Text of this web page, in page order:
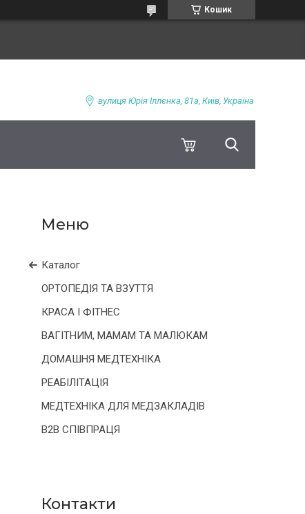
Кошик
вулиця Юрія Іллєнка, 81а, Київ, Україна
Каталог
ОРТОПЕДІЯ ТА ВЗУТТЯ
КРАСА І ФІТНЕС
ВАГІТНИМ, МАМАМ ТА МАЛЮКАМ
ДОМАШНЯ МЕДТЕХНІКА
РЕАБІЛІТАЦІЯ
МЕДТЕХНІКА ДЛЯ МЕДЗАКЛАДІВ
B2B СПІВПРАЦЯ
Контакти